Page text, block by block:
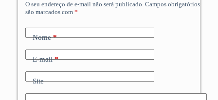
O seu endereço de e-mail não será publicado. Campos obrigatórios
são marcados com *
Nome*
E-mail*
Site